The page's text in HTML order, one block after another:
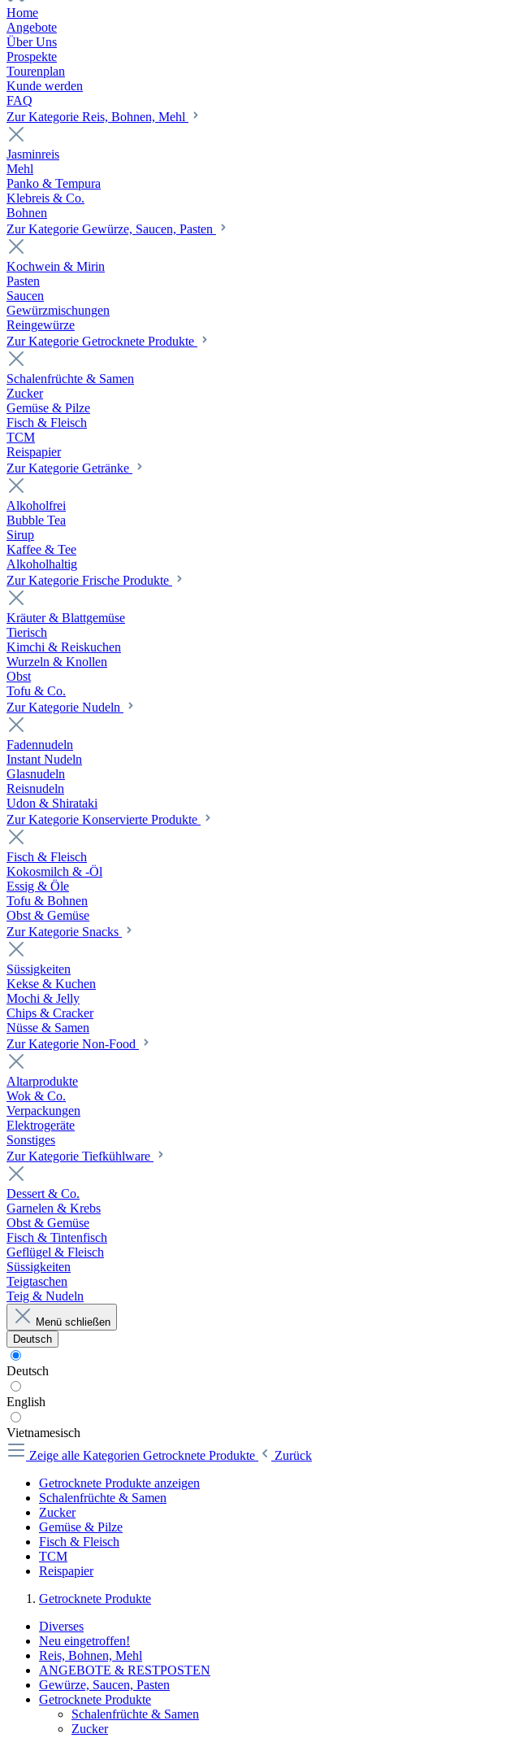
Home
Angebote
Über Uns
Prospekte
Tourenplan
Kunde werden
FAQ
Zur Kategorie Reis, Bohnen, Mehl
Jasminreis
Mehl
Panko & Tempura
Klebreis & Co.
Bohnen
Zur Kategorie Gewürze, Saucen, Pasten
Kochwein & Mirin
Pasten
Saucen
Gewürzmischungen
Reingewürze
Zur Kategorie Getrocknete Produkte
Schalenfrüchte & Samen
Zucker
Gemüse & Pilze
Fisch & Fleisch
TCM
Reispapier
Zur Kategorie Getränke
Alkoholfrei
Bubble Tea
Sirup
Kaffee & Tee
Alkoholhaltig
Zur Kategorie Frische Produkte
Kräuter & Blattgemüse
Tierisch
Kimchi & Reiskuchen
Wurzeln & Knollen
Obst
Tofu & Co.
Zur Kategorie Nudeln
Fadennudeln
Instant Nudeln
Glasnudeln
Reisnudeln
Udon & Shirataki
Zur Kategorie Konservierte Produkte
Fisch & Fleisch
Kokosmilch & -Öl
Essig & Öle
Tofu & Bohnen
Obst & Gemüse
Zur Kategorie Snacks
Süssigkeiten
Kekse & Kuchen
Mochi & Jelly
Chips & Cracker
Nüsse & Samen
Zur Kategorie Non-Food
Altarprodukte
Wok & Co.
Verpackungen
Elektrogeräte
Sonstiges
Zur Kategorie Tiefkühlware
Dessert & Co.
Garnelen & Krebs
Obst & Gemüse
Fisch & Tintenfisch
Geflügel & Fleisch
Süssigkeiten
Teigtaschen
Teig & Nudeln
Menü schließen
Deutsch
Deutsch
English
Vietnamesisch
Zeige alle Kategorien Getrocknete Produkte
Zurück
Getrocknete Produkte anzeigen
Schalenfrüchte & Samen
Zucker
Gemüse & Pilze
Fisch & Fleisch
TCM
Reispapier
Getrocknete Produkte
Diverses
Neu eingetroffen!
Reis, Bohnen, Mehl
ANGEBOTE & RESTPOSTEN
Gewürze, Saucen, Pasten
Getrocknete Produkte
Schalenfrüchte & Samen
Zucker